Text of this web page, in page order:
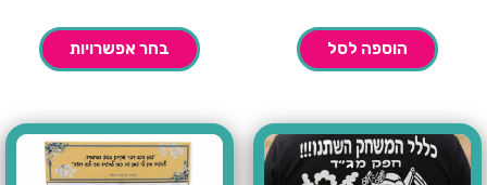
הוספה לסל בחר אפשרויות